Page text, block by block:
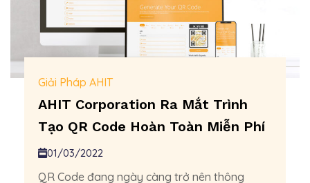
Giải Pháp AHIT
AHIT Corporation Ra Mắt Trình
Tạo QR Code Hoàn Toàn Miễn Phí
01/03/2022
QR Code đang ngày càng trở nên thông